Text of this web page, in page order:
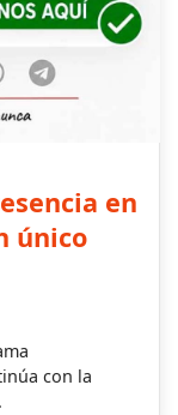
en
único
con la